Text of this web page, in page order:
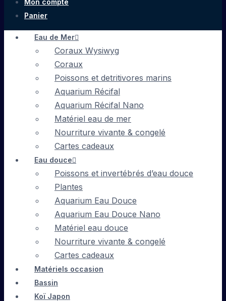
Mon compte
Panier
Eau de Mer
Coraux Wysiwyg
Coraux
Poissons et detritivores marins
Aquarium Récifal
Aquarium Récifal Nano
Matériel eau de mer
Nourriture vivante & congelé
Cartes cadeaux
Eau douce
Poissons et invertébrés d’eau douce
Plantes
Aquarium Eau Douce
Aquarium Eau Douce Nano
Matériel eau douce
Nourriture vivante & congelé
Cartes cadeaux
Matériels occasion
Bassin
Koï Japon